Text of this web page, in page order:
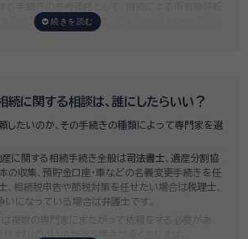
筆及び建物1棟（固定資産評価額の合計1,000万円）
れ以上費用がかかってしまう場合もあるなど、非
ごとに必要な相続手続きを明らかにし、無料で見積
ます。予算に合わせてご自身で対応できないものの
ですので、まずはお気軽にご相談ください。
続に関する相談は、誰にしたらいい？
したいのか、その手続きの種類によって専門家を選
産に関する相続手続き全般は司法書士 、遺産分割協
の収集、預貯金口座・車などの名義変更手続きを任
、相続税申告や節税対策を任せたい場合は税理士
いになっている場合は弁護士です。
は複数の専門家にまたがって依頼をする必要があ